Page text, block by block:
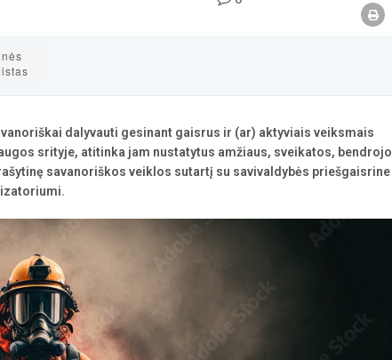
dalyvauti gesinant gaisrus ir (ar) aktyviais veiksmais
srityje, atitinka jam nustatytus amžiaus, sveikatos, bendrojo
savanoriškos veiklos sutartį su savivaldybės priešgaisrine